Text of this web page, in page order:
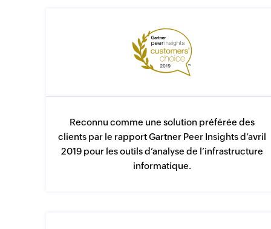
Reconnu comme une solution préférée des
clients par le rapport Gartner Peer Insights d’avril
2019 pour les outils d’analyse de l’infrastructure
informatique.